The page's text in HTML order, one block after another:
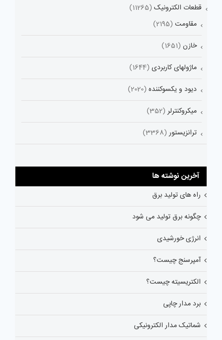
قطعات الکترونیک (11265)
مقاومت (2195)
خازن (1651)
ماژولهای کاربردی (1644)
دیود و یکسوکننده (2020)
میکروکنترلر (352)
ترانزیستور (3368)
آخرین نوشته ها
راه های تولید برق
چگونه برق تولید می شود
انرژی خورشیدی
آمپرسنج چیست؟
الکتریسیته چیست؟
برد مدار چاپی
شماتیک مدار الکترونیکی